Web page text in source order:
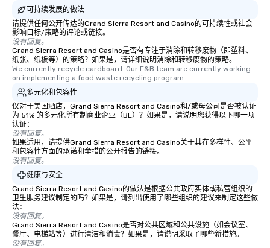
可持续发展的做法
请提供任何公开传达的Grand Sierra Resort and Casino的可持续性或社会
影响目标/策略的评论或链接。
没有回复。
Grand Sierra Resort and Casino是否有专注于消除和转移废物（即塑料、
纸张、纸板等）的策略？如果是，请详细说明消除和转移废物的策略。
We currently recycle cardboard. Our F&B team are currently working
on implementing a food waste recycling program.
多元化和包容性
仅对于美国酒店，Grand Sierra Resort and Casino和/或母公司是否被认证
为 51% 的多元化所有制商业企业（BE）？如果是，请说明您获得以下哪一项
认证：
没有回复。
如果适用，请提供Grand Sierra Resort and Casino关于其在多样性、公平
和包容性方面的承诺和举措的公开报告的链接。
没有回复。
健康与安全
Grand Sierra Resort and Casino的做法是根据公共政府实体或私营组织的
卫生服务建议制定的吗？如果是，请列出使用了哪些组织的建议来制定这些做
法：
没有回复。
Grand Sierra Resort and Casino是否对公共区域和公共设施（如会议室、
餐厅、电梯站等）进行清洁和消毒？如果是，请说明采取了哪些新措施。
没有回复。